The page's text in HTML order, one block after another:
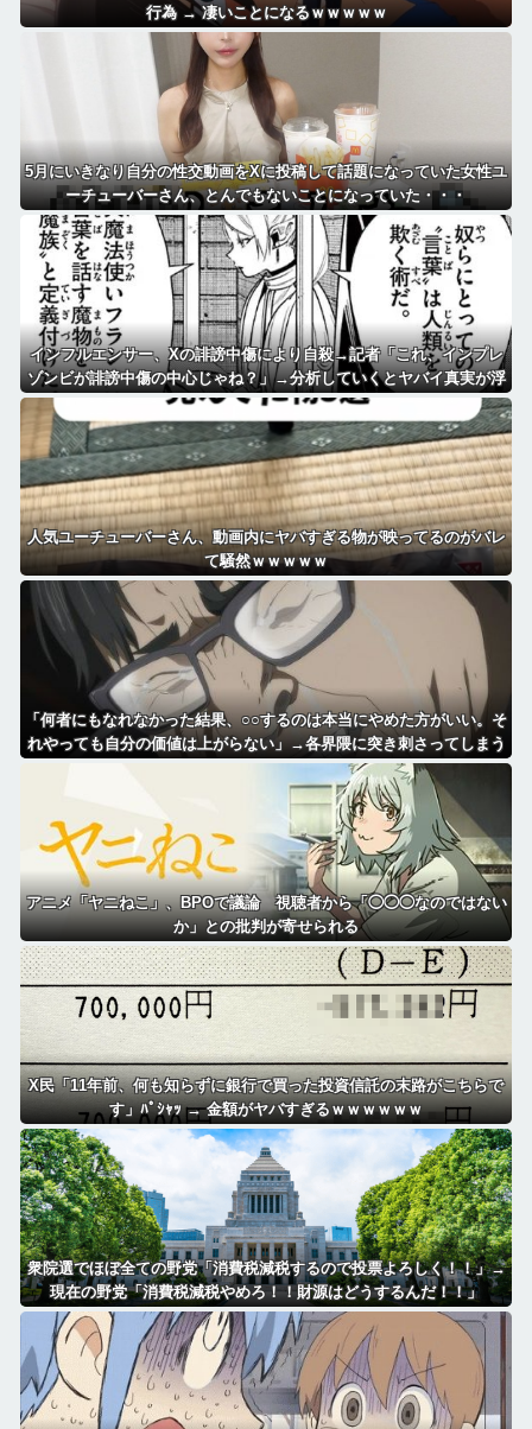
行為 → 凄いことになるｗｗｗｗｗ
5月にいきなり自分の性交動画をXに投稿して話題になっていた女性ユ
ーチューバーさん、とんでもないことになっていた・・・
インフルエンサー、Xの誹謗中傷により自殺→記者「これ、インプレ
ゾンビが誹謗中傷の中心じゃね？」→分析していくとヤバイ真実が浮
かび上がる
人気ユーチューバーさん、動画内にヤバすぎる物が映ってるのがバレ
て騒然ｗｗｗｗｗ
「何者にもなれなかった結果、○○するのは本当にやめた方がいい。そ
れやっても自分の価値は上がらない」→各界隈に突き刺さってしまう
アニメ「ヤニねこ」、BPOで議論 視聴者から「◯◯◯なのではない
か」との批判が寄せられる
X民「11年前、何も知らずに銀行で買った投資信託の末路がこちらで
す」ﾊﾟｼｬｯ → 金額がヤバすぎるｗｗｗｗｗｗ
衆院選でほぼ全ての野党「消費税減税するので投票よろしく！！」→
現在の野党「消費税減税やめろ！！財源はどうするんだ！！」